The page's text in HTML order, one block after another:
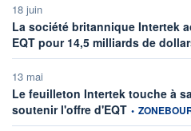
18 juin
La société britannique Intertek
EQT pour 14,5 milliards de
13 mai
Le feuilleton Intertek touche à
soutenir l'offre d'EQTinformation
•